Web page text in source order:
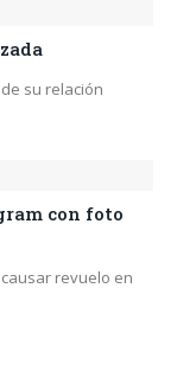
su relación
con foto
revuelo en